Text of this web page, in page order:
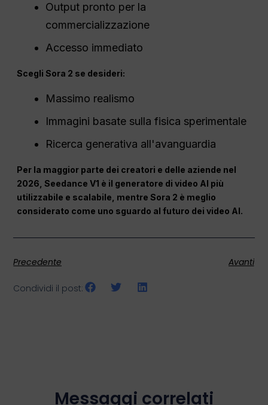
Output pronto per la
commercializzazione
Accesso immediato
Scegli Sora 2 se desideri:
Massimo realismo
Immagini basate sulla fisica sperimentale
Ricerca generativa all'avanguardia
Per la maggior parte dei creatori e delle aziende nel
2026, Seedance V1 è il generatore di video AI più
utilizzabile e scalabile, mentre Sora 2 è meglio
considerato come uno sguardo al futuro dei video AI.
Precedente Avanti
Condividi il post:
Messaggi correlati